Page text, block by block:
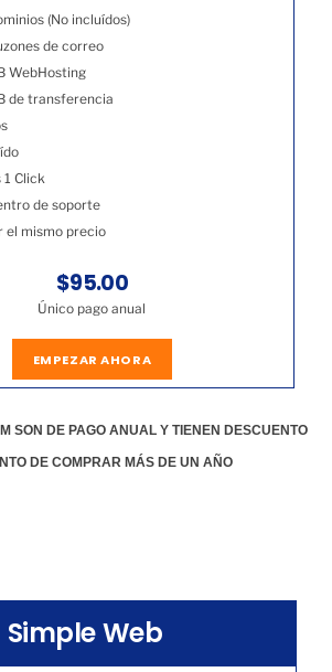
(No incluídos)
de correo
WebHosting
de transferencia
1 Click
de soporte
el mismo precio
$95.00
Único pago anual
EMPEZAR AHORA
SON DE PAGO ANUAL Y TIENEN DESCUENTO
DE COMPRAR MÁS DE UN AÑO
Simple Web